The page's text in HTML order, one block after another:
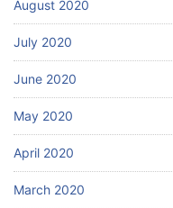
August 2020
July 2020
June 2020
May 2020
April 2020
March 2020